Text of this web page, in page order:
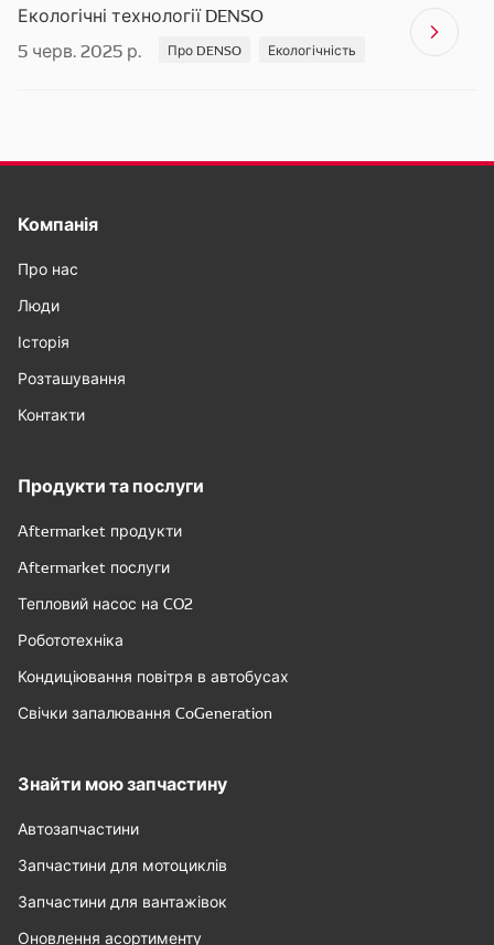
Екологічні технології DENSO
5 черв. 2025 р.
Про DENSO Екологічність
Компанія
Про нас
Люди
Історія
Розташування
Контакти
Продукти та послуги
Aftermarket продукти
Aftermarket послуги
Тепловий насос на CO2
Робототехніка
Кондиціювання повітря в автобусах
Свічки запалювання CoGeneration
Знайти мою запчастину
Автозапчастини
Запчастини для мотоциклів
Запчастини для вантажівок
Оновлення асортименту